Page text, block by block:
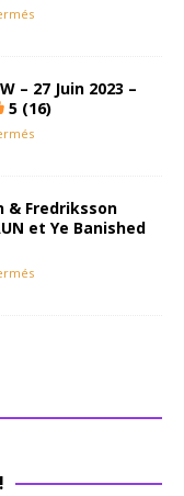
– 27 Juin 2023 –
5 (16)
& Fredriksson
et Ye Banished